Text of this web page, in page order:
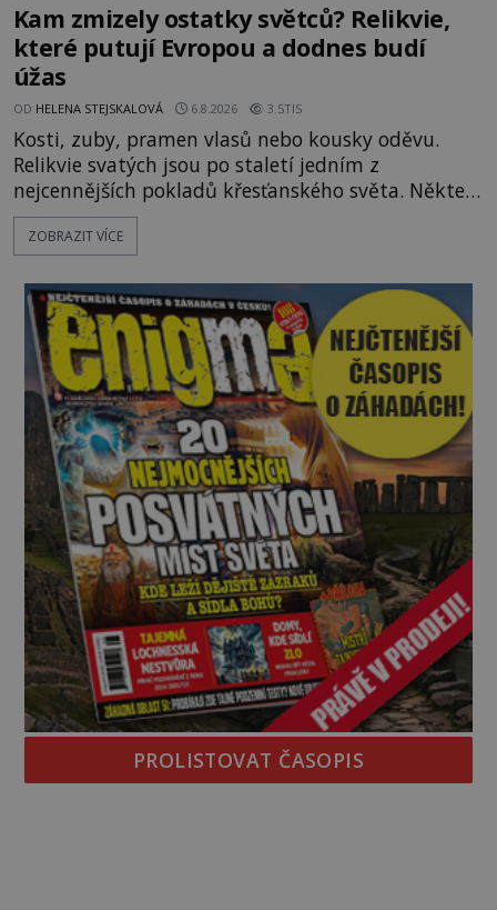
Kam zmizely ostatky světců? Relikvie,
které putují Evropou a dodnes budí
úžas
OD HELENA STEJSKALOVÁ 6.8.2026 3.5TIS
Kosti, zuby, pramen vlasů nebo kousky oděvu.
Relikvie svatých jsou po staletí jedním z
nejcennějších pokladů křesťanského světa. Některé
mají pečlivě doloženou historii, jiné provází
záhady, krádeže i nečekané objevy. Jejich osudy
o skutečné historické události. Ve středověké
Evropě mají relikvie mimořádnou hodnotu. Nejsou
jen předmětem úcty
ZOBRAZIT VÍCE
PROLISTOVAT ČASOPIS